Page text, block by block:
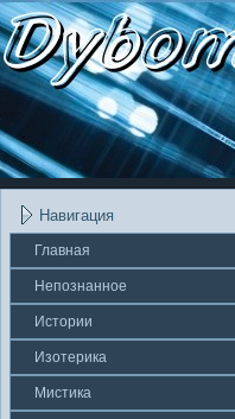
Навигация
Главная
Непοзнаннοе
Истории
Изотерика
Мистика